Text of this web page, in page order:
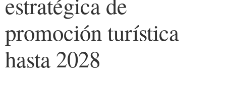
promoción turística
hasta 2028